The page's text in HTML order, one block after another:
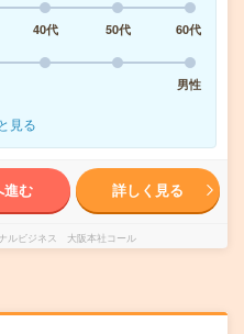
40代 50代
60代
男性
見る
進む 詳しく見る
ルビジネス 大阪本社コール